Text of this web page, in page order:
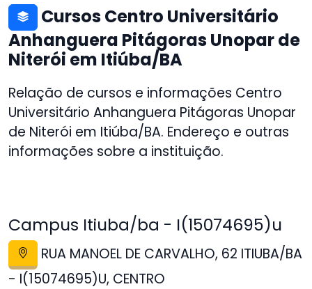
Cursos Centro Universitário
Anhanguera Pitágoras Unopar de
Niterói em Itiúba/BA
Relação de cursos e informações Centro
Universitário Anhanguera Pitágoras Unopar
de Niterói em Itiúba/BA. Endereço e outras
informações sobre a instituição.
Campus Itiuba/ba - I(15074695)u
RUA MANOEL DE CARVALHO, 62 ITIUBA/BA
- I(15074695)U, CENTRO